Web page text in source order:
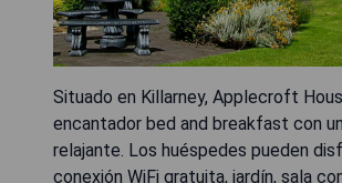
Situado en Killarney, Applecroft
encantador bed and breakfast con
relajante. Los huéspedes pueden
conexión WiFi gratuita, jardín, sala